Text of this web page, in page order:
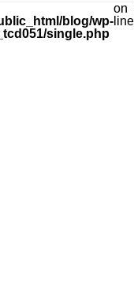
blog/wp-
single.php
on
line